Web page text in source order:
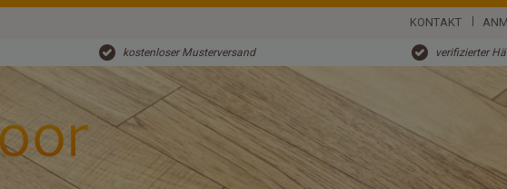
KONTAKT
kostenloser Musterversand verifizierter